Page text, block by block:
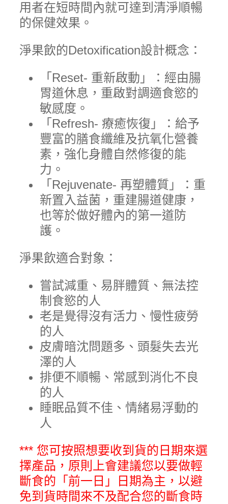
用者在短時間內就可達到清淨順暢
的保健效果。
淨果飲的Detoxification設計概念：
「Reset- 重新啟動」：經由腸
胃道休息，重啟對調適食慾的
敏感度。
「Refresh- 療癒恢復」：給予
豐富的膳食纖維及抗氧化營養
素，強化身體自然修復的能
力。
「Rejuvenate- 再塑體質」：重
新置入益菌，重建腸道健康，
也等於做好體內的第一道防
護。
淨果飲適合對象：
嘗試減重、易胖體質、無法控
制食慾的人
老是覺得沒有活力、慢性疲勞
的人
皮膚暗沈問題多、頭髮失去光
澤的人
排便不順暢、常感到消化不良
的人
睡眠品質不佳、情緒易浮動的
人
*** 您可按照想要收到貨的日期來選
擇產品，原則上會建議您以要做輕
斷食的「前一日」日期為主，以避
免到貨時間來不及配合您的斷食時